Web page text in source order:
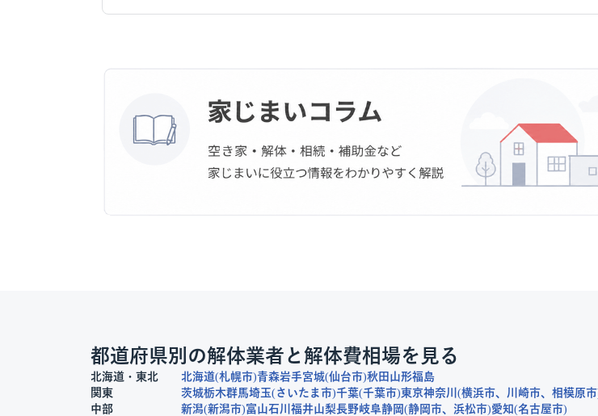
都道府県別の解体業者と解体費相場を見る
北海道・東北 北海道 札幌市 青森岩手宮城 仙台市 秋田 山形福島
関東
茨城栃木群馬埼玉 さいたま市 千葉 千葉市 東京神奈川 横浜市 川崎市
相模原市
中部
新潟 新潟市 富山石川 福井山梨長野岐阜静岡 静岡市 浜松市 愛知 名古屋市